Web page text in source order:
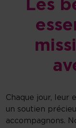
Les
Chaque jour, leur
un soutien
accompagnons.